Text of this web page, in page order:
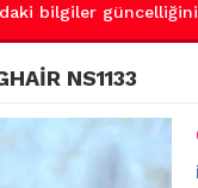
bilgiler
NS1133